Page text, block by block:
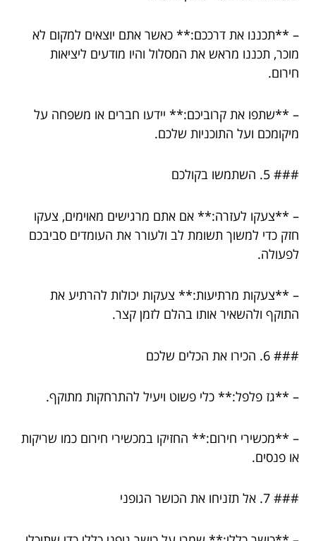
– **תכננו את דרככם:** כאשר אתם יוצאים למקום לא
מוכר, תכננו מראש את המסלול והיו מודעים ליציאות
חירום.
– **שתפו את קרוביכם:** יידעו חברים או משפחה על
מיקומכם ועל התוכניות שלכם.
### 5. השתמשו בקולכם
– **צעקו לעזרה:** אם אתם מרגישים מאוימים, צעקו
חזק כדי למשוך תשומת לב ולעורר את העומדים סביבכם
לפעולה.
– **צעקות מרתיעות:** צעקות יכולות להרתיע את
התוקף ולהשאיר אותו בהלם לזמן קצר.
### 6. הכירו את הכלים שלכם
– **גז פלפל:** כלי פשוט ויעיל להתרחקות מתוקף.
– **מכשירי חירום:** החזיקו במכשירי חירום כמו שריקות
או פנסים.
### 7. אל תזניחו את הכושר הגופני